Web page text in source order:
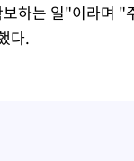
하는 일"이라며
다.